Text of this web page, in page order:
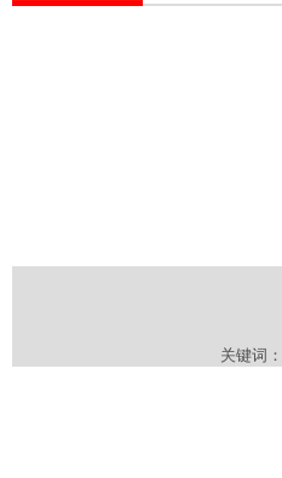
关键词：